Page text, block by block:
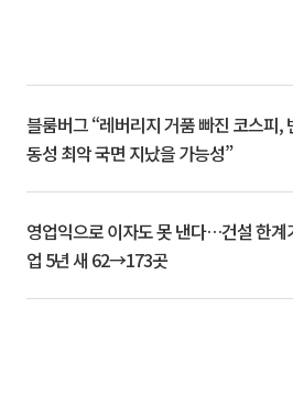
블룸버그 “레버리지 거품 빠진 코스피,
동성 최악 국면 지났을 가능성”
영업익으로 이자도 못 낸다…건설 한계
업 5년 새 62→173곳